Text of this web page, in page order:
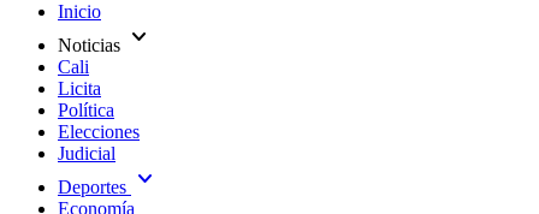
Inicio
Noticias expand_more
Cali
Licita
Política
Elecciones
Judicial
Deportes expand_more
Economía